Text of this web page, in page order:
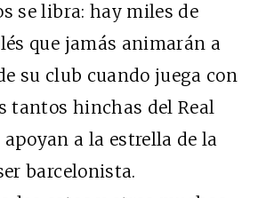
se libra: hay miles de
que jamás animarán a
su club cuando juega con
tantos hinchas del Real
a la estrella de la
barcelonista.